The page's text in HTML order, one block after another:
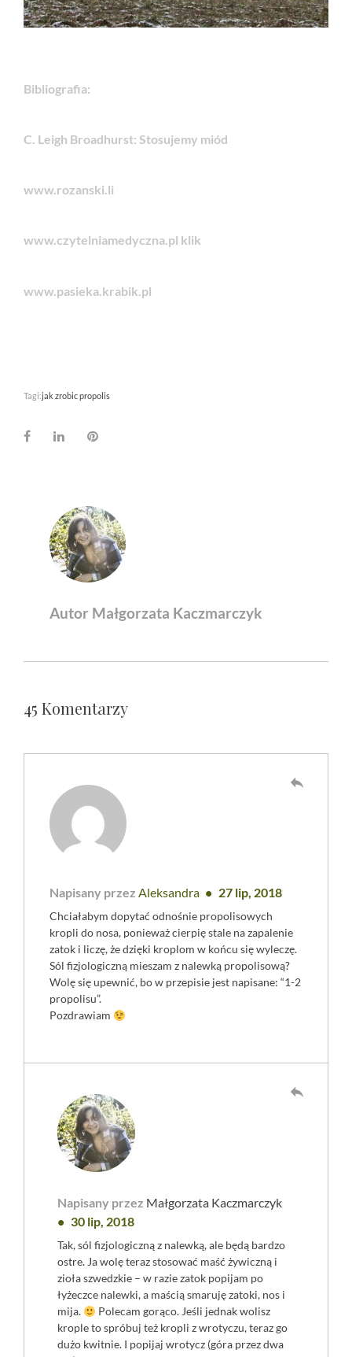
Bibliografia:
C. Leigh Broadhurst: Stosujemy miód
www.rozanski.li
www.czytelniamedyczna.pl klik
www.pasieka.krabik.pl
Tagi:jak zrobic propolis
FacebookLinkedInPinterest
Autor Małgorzata Kaczmarczyk
45 Komentarzy
Napisany przez Aleksandra 27 lip, 2018
Chciałabym dopytać odnośnie propolisowych
kropli do nosa, ponieważ cierpię stale na zapalenie
zatok i liczę, że dzięki kroplom w końcu się wyleczę.
Sól fizjologiczną mieszam z nalewką propolisową?
Wolę się upewnić, bo w przepisie jest napisane: “1-2
propolisu”.
Pozdrawiam
reply
Napisany przez Małgorzata Kaczmarczyk
30 lip, 2018
Tak, sól fizjologiczną z nalewką, ale będą bardzo
ostre. Ja wolę teraz stosować maść żywiczną i
zioła szwedzkie – w razie zatok popijam po
łyżeczce nalewki, a maścią smaruję zatoki, nos i
mija.
Polecam gorąco. Jeśli jednak wolisz
krople to spróbuj też kropli z wrotyczu, teraz go
dużo kwitnie. I popijaj wrotycz (góra przez dwa
reply